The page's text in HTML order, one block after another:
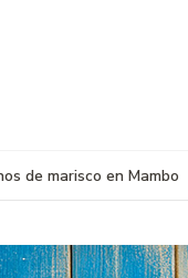
de marisco en Mambo